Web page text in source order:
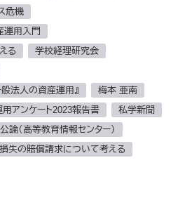
危機
運用入門
る
学校経理研究会
法人の資産運用』
梅本 亜南
アンケート2023報告書
私学新聞
論（高等教育情報センター）
失の賠償請求について考える